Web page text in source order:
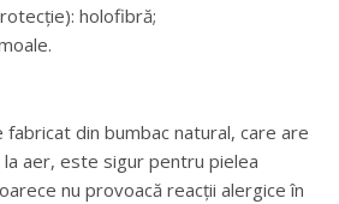
holofibră;
din bumbac natural, care are
aer, este sigur pentru pielea
nu provoacă reacții alergice în